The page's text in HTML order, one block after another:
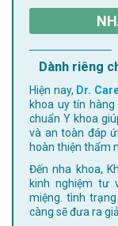
Dành riêng
Hiện nay, Dr.
khoa uy tín
chuẩn Y khoa
và an toàn đáp
hoàn thiện thẩm
Đến nha khoa,
kinh nghiệm tư
miệng. tình
càng sẽ đưa ra